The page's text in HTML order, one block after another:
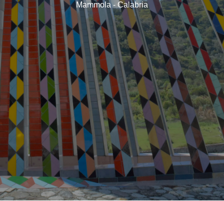
Mammola - Calabria